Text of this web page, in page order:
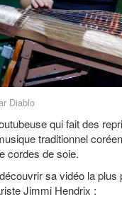
Diablo
qui fait des
traditionnel
cordes de soie.
sa vidéo la plus
Jimmi Hendrix :